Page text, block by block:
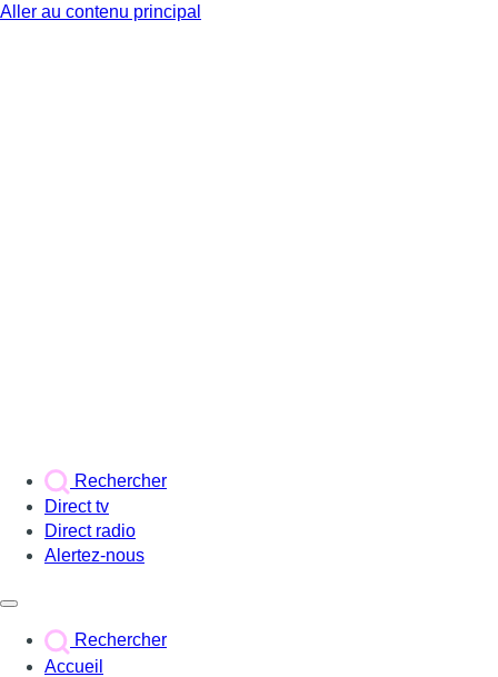
Aller au contenu principal
Rechercher
Direct tv
Direct radio
Alertez-nous
Rechercher
Accueil